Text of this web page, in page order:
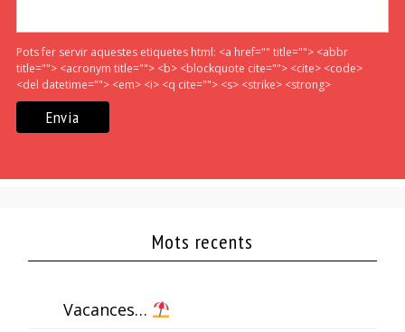
Pots fer servir aquestes etiquetes html: <a href="" title=""> <abbr
title=""> <acronym title=""> <b> <blockquote cite=""> <cite> <code>
<del datetime=""> <em> <i> <q cite=""> <s> <strike> <strong>
Mots recents
Vacances…